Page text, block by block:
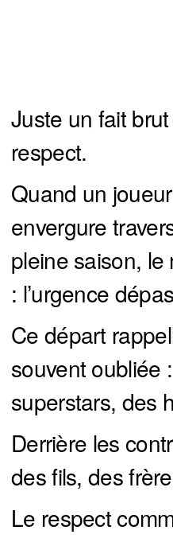
Juste un fait
respect.
Quand un
envergure
pleine saison,
: l’urgence
Ce départ
souvent oubliée
superstars, des
Derrière les
des fils, des
Le respect